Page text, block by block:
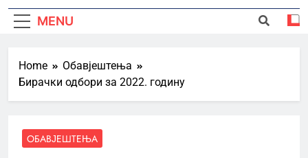
MENU
Home
Обавјештења
Бирачки одбори за 2022. годину
ОБАВЈЕШТЕЊА